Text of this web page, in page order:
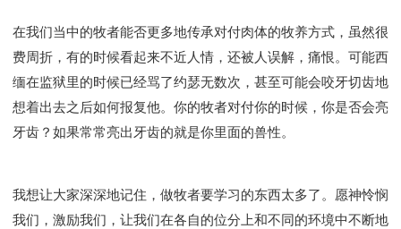
在我们当中的牧者能否更多地传承对付肉体的牧养方式，虽然很
费周折，有的时候看起来不近人情，还被人误解，痛恨。可能西
缅在监狱里的时候已经骂了约瑟无数次，甚至可能会咬牙切齿地
想着出去之后如何报复他。你的牧者对付你的时候，你是否会亮
牙齿？如果常常亮出牙齿的就是你里面的兽性。
我想让大家深深地记住，做牧者要学习的东西太多了。愿神怜悯
我们，激励我们，让我们在各自的位分上和不同的环境中不断地